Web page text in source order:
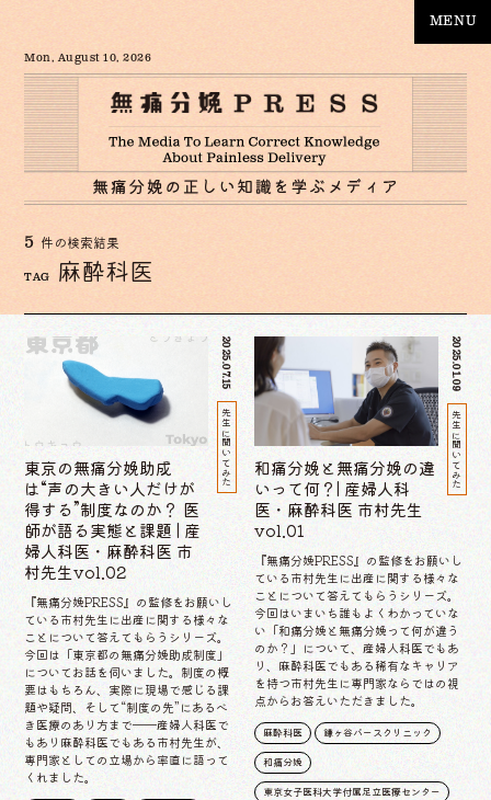
MENU
Mon, August 10, 2026
5 件の検索結果
TAG 麻酔科医
2025.07.15
先生に聞いてみた
東京の無痛分娩助成
は“声の大きい人だけが
得する”制度なのか？ 医
師が語る実態と課題 | 産
婦人科医・麻酔科医 市
村先生vol.02
『無痛分娩PRESS』の監修をお願いし
ている市村先生に出産に関する様々な
ことについて答えてもらうシリーズ。
今回は「東京都の無痛分娩助成制度」
についてお話を伺いました。制度の概
要はもちろん、実際に現場で感じる課
題や疑問、そして“制度の先”にあるべ
き医療のあり方まで──産婦人科医で
もあり麻酔科医でもある市村先生が、
専門家としての立場から率直に語って
くれました。
2025.01.09
先生に聞いてみた
和痛分娩と無痛分娩の違
いって何？| 産婦人科
医・麻酔科医 市村先生
vol.01
『無痛分娩PRESS』の監修をお願いし
ている市村先生に出産に関する様々な
ことについて答えてもらうシリーズ。
今回はいまいち誰もよくわかっていな
い「和痛分娩と無痛分娩って何が違う
のか？」について、産婦人科医でもあ
り、麻酔科医でもある稀有なキャリア
を持つ市村先生に専門家ならではの視
点からお答えいただきました。
麻酔科医 鎌ヶ谷バースクリニック
和痛分娩
東京女子医科大学付属足立医療センター